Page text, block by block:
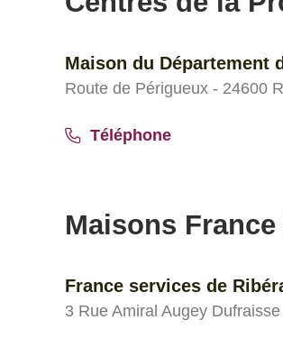
Maison du Département
Route de Périgueux - 24600
Téléphone
Maisons
France services de
3 Rue Amiral Augey